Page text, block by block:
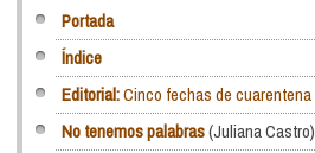
Portada
Índice
Editorial:Cinco fechas de cuarentena
No tenemos palabras(Juliana Castro)